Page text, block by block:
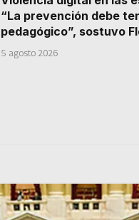
“La prevención debe
pedagógico”, sostuvo
5 agosto 2026